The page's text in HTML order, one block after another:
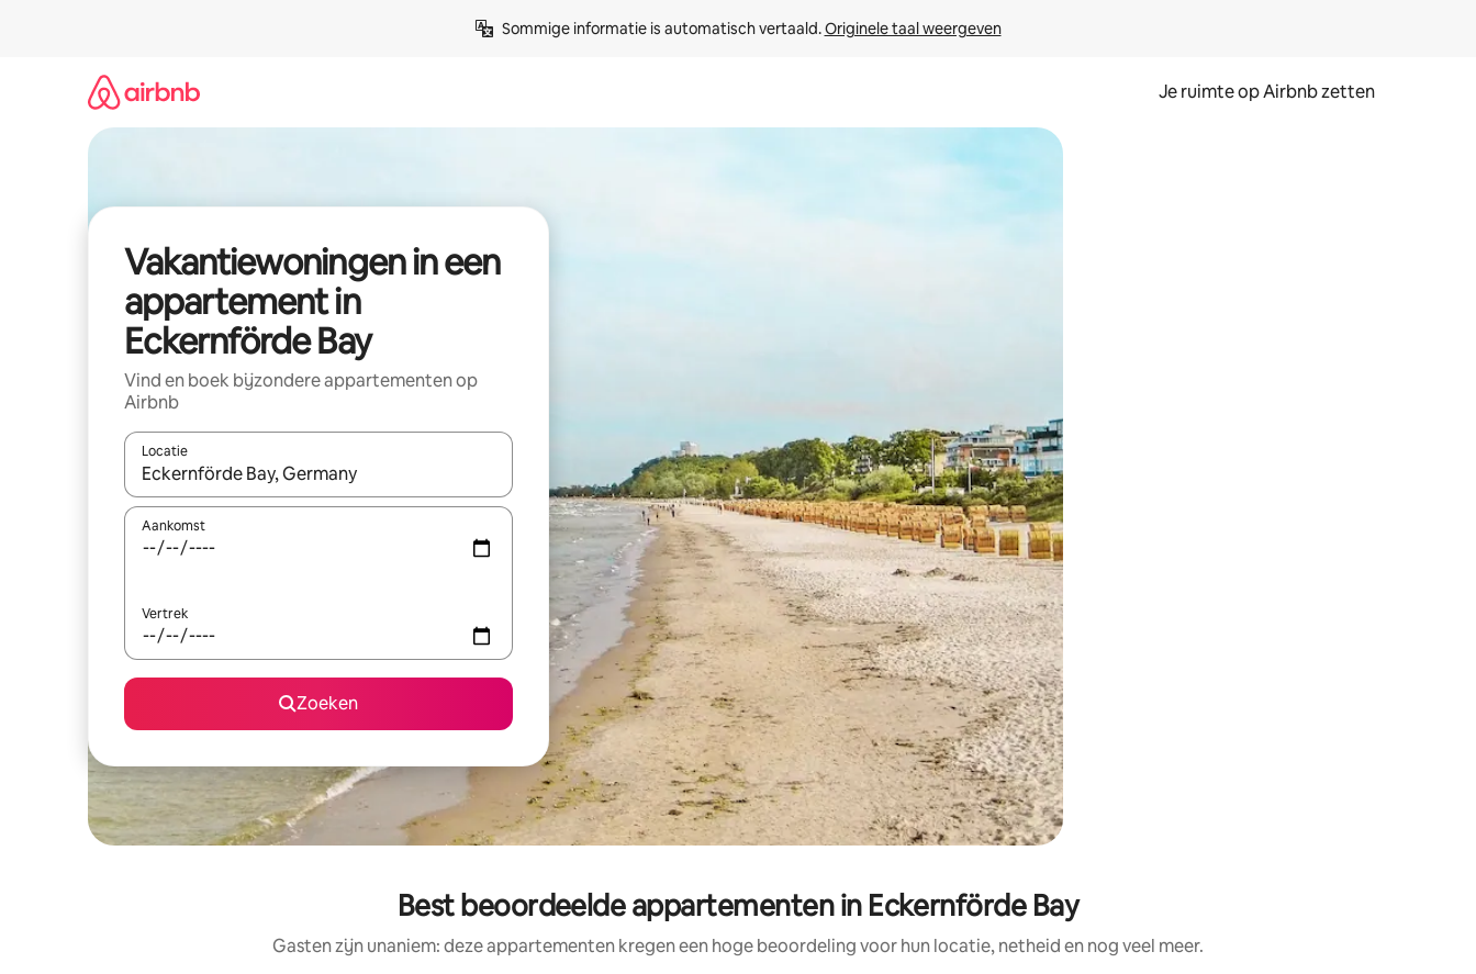
Sommige informatie is automatisch vertaald. Originele taal weergeven
Je ruimte op Airbnb zetten
Vakantiewoningen in een
appartement in
Eckernförde Bay
Vind en boek bijzondere appartementen op
Airbnb
Locatie
Wanneer er suggesties beschikbaar zijn, maak je een keuze met je de pijltjestoetsen omhoog en omlaag, óf door te tikken of swipen.
Aankomst
Vertrek
Zoeken
Best beoordeelde appartementen in Eckernförde Bay
Gasten zijn unaniem: deze appartementen kregen een hoge beoordeling voor hun locatie, netheid en nog veel meer.